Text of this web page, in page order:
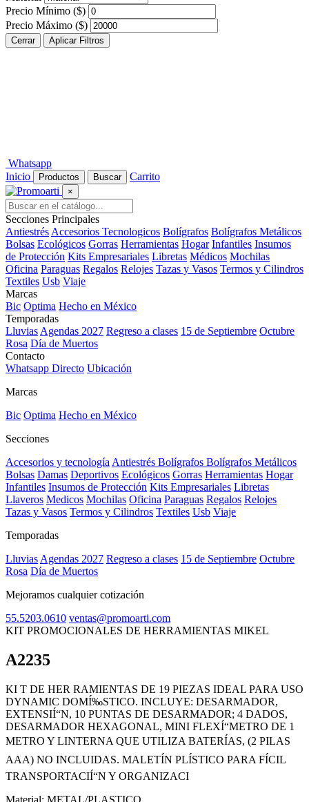
Precio Mínimo ($)
Precio Máximo ($)
Cerrar Aplicar Filtros
Whatsapp
Inicio
Productos Buscar Carrito
×
Secciones Principales
Antiestrés Accesorios Tecnologicos Bolígrafos Bolígrafos Metálicos
Bolsas Ecológicos Gorras Herramientas Hogar Infantiles Insumos
de Protección Kits Empresariales Libretas Médicos Mochilas
Oficina Paraguas Regalos Relojes Tazas y Vasos Termos y Cilindros
Textiles Usb Viaje
Marcas
Bic Optima Hecho en México
Temporadas
Lluvias Agendas 2027 Regreso a clases 15 de Septiembre Octubre
Rosa Día de Muertos
Contacto
Whatsapp Directo Ubicación
Marcas
Bic Optima Hecho en México
Secciones
Accesorios y tecnología Antiestrés Bolígrafos Bolígrafos Metálicos
Bolsas Damas Deportivos Ecológicos Gorras Herramientas Hogar
Infantiles Insumos de Protección Kits Empresariales Libretas
Llaveros Medicos Mochilas Oficina Paraguas Regalos Relojes
Tazas y Vasos Termos y Cilindros Textiles Usb Viaje
Temporadas
Lluvias Agendas 2027 Regreso a clases 15 de Septiembre Octubre
Rosa Día de Muertos
Mejoramos cualquier cotización
55.5203.0610 ventas@promoarti.com
KIT PROMOCIONALES DE HERRAMIENTAS MIKEL
A2235
KI T DE HER RAMIENTAS DE 19 PIEZAS IDEAL PARA USO
DYNAMIC DOMÍ‰STICO. INCLUYE: DESARMADOR,
EXTENSIÍ“N, 10 PUNTAS DE DESARMADOR; 4 DADOS,
DESARMADOR HEXAGONAL, MINI FLEXÍ“METRO DE 1
METRO Y LINTERNA QUE UTILIZA BATERÍAS, (2 PILAS
AAA) NO INCLUIDAS. MALETÍN PLÍSTICO PARA FÍCIL
TRANSPORTACIÍ“N Y ORGANIZACI